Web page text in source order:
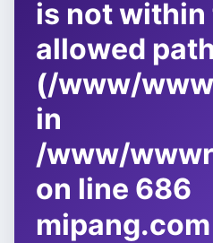
is not within
allowed
(/www/
in
/www/
on line 686
mipang.com